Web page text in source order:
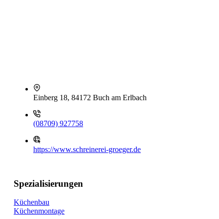
Einberg 18, 84172 Buch am Erlbach
(08709) 927758
https://www.schreinerei-groeger.de
Spezialisierungen
Küchenbau
Küchenmontage